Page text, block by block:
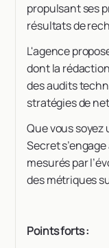
propulsant ses
résultats de
L'agence
dont la
des audits
stratégies de
Que vous soyez
Secret
mesurés par
des métriques
Points forts :